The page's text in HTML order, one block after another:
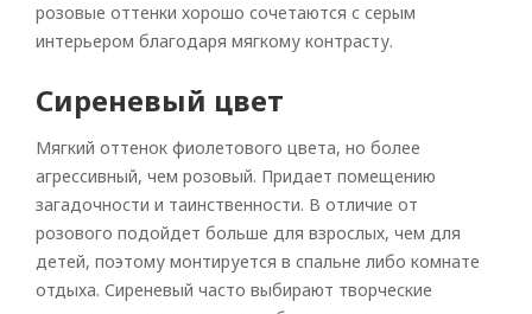
розовые оттенки хорошо сочетаются с серым
интерьером благодаря мягкому контрасту.
Сиреневый цвет
Мягкий оттенок фиолетового цвета, но более
агрессивный, чем розовый. Придает помещению
загадочности и таинственности. В отличие от
розового подойдет больше для взрослых, чем для
детей, поэтому монтируется в спальне либо комнате
отдыха. Сиреневый часто выбирают творческие